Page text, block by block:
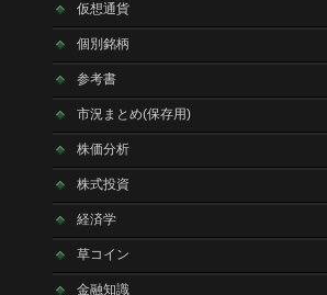
仮想通貨
個別銘柄
参考書
市況まとめ(保存用)
株価分析
株式投資
経済学
草コイン
金融知識